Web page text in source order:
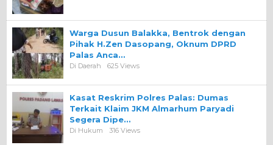
Warga Dusun Balakka, Bentrok dengan
Pihak H.Zen Dasopang, Oknum DPRD
Palas Anca…
Di Daerah 625 Views
Kasat Reskrim Polres Palas: Dumas
Terkait Klaim JKM Almarhum Paryadi
Segera Dipe…
Di Hukum 316 Views